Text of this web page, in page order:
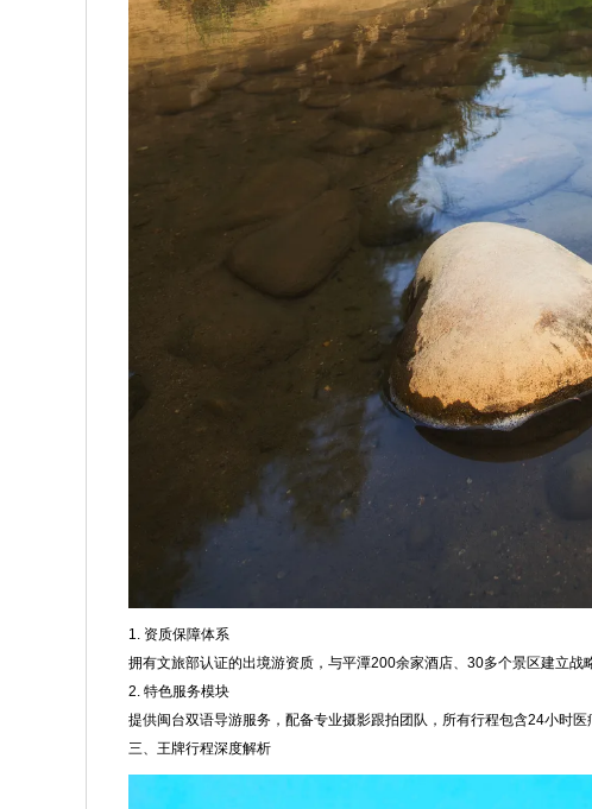
1. 资质保障体系
拥有文旅部认证的出境游资质，与平潭200余家酒店、30多个景区建立战
2. 特色服务模块
提供闽台双语导游服务，配备专业摄影跟拍团队，所有行程包含24小时医
三、王牌行程深度解析